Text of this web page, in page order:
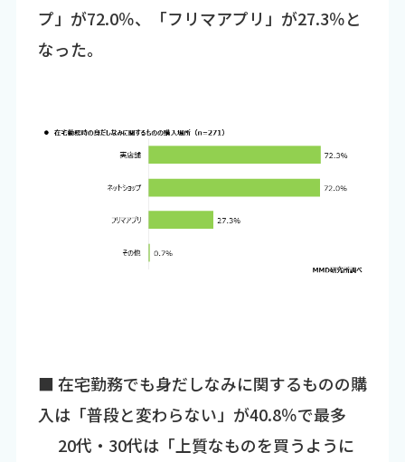
プ」が72.0％、「フリマアプリ」が27.3％と
なった。
■ 在宅勤務でも身だしなみに関するものの購
入は「普段と変わらない」が40.8％で最多
20代・30代は「上質なものを買うように